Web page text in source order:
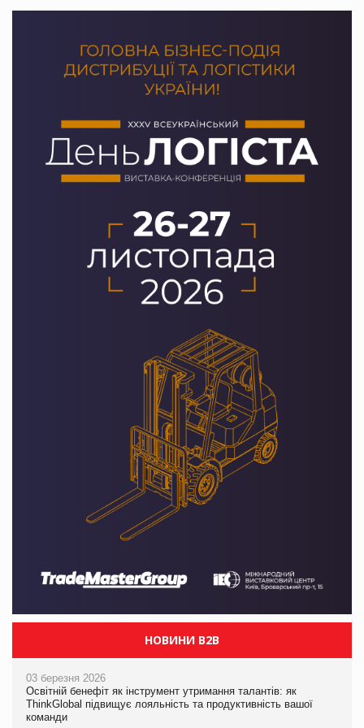
НОВИНИ B2B
03 березня 2026
Освітній бенефіт як інструмент утримання талантів: як
ThinkGlobal підвищує лояльність та продуктивність вашої
команди